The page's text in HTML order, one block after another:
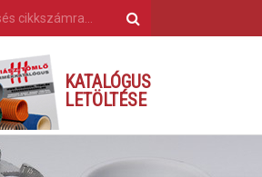
KATALÓGUS
LETÖLTÉSE